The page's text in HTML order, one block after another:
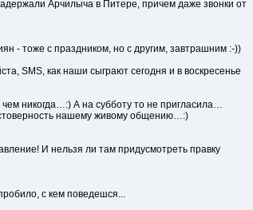
Арчилыча в Питере, причем даже звонки от
- тоже с праздником, но с другим, завтрашним :-))
SMS, как наши сыграют сегодня и в воскресенье
никогда…:) А на субботу то не пригласила…
нашему живому общению…:)
И нельзя ли там придусмотреть правку
с кем поведешся...